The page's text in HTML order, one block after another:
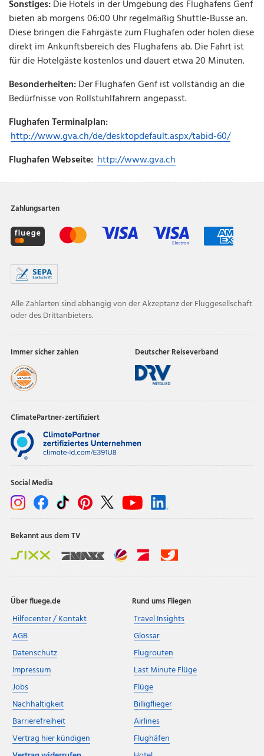
Sonstiges:Die Hotels in der Umgebung des Flughafens Genf
bieten ab morgens 06:00 Uhr regelmäßig Shuttle-Busse an.
Diese bringen die Fahrgäste zum Flughafen oder holen diese
direkt im Ankunftsbereich des Flughafens ab. Die Fahrt ist
für die Hotelgäste kostenlos und dauert etwa 20 Minuten.
Besonderheiten:Der Flughafen Genf ist vollständig an die
Bedürfnisse von Rollstuhlfahrern angepasst.
Flughafen Terminalplan:
http://www.gva.ch/de/desktopdefault.aspx/tabid-60/
Flughafen Webseite: http://www.gva.ch